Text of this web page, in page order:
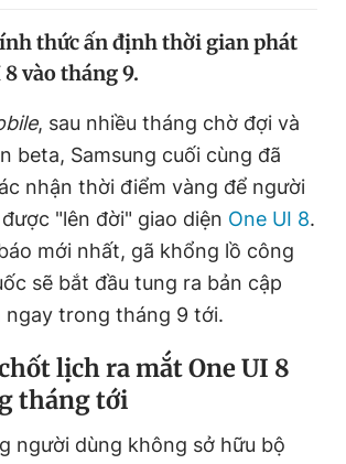
Tin 360
Magazine
Bạn cần biết
Liên hệ quảng cáo
thức ấn định thời gian phát
vào tháng 9.
, sau nhiều tháng chờ đợi và
beta, Samsung cuối cùng đã
nhận thời điểm vàng để người
"lên đời" giao diện One UI 8.
mới nhất, gã khổng lồ công
sẽ bắt đầu tung ra bản cập
ngay trong tháng 9 tới.
lịch ra mắt One UI 8
tháng tới
người dùng không sở hữu bộ